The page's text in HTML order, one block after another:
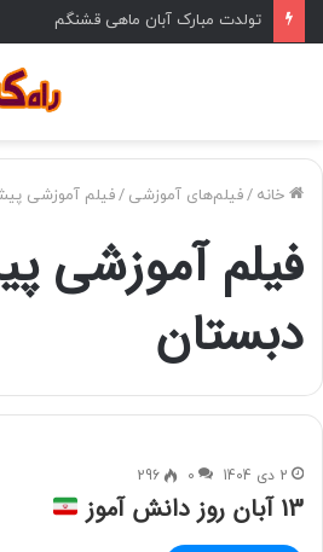
تولدت مبارک آبان ماهی قشنگم
خانه /فیلم‌های آموزشی /فیلم آموزشی
فیلم آموزشی
دبستان
2 دی 1404 0
296
13 آبان روز دانش آموز